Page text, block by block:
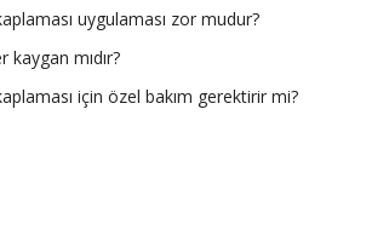
uygulaması zor mudur?
kaygan mıdır?
için özel bakım gerektirir mi?